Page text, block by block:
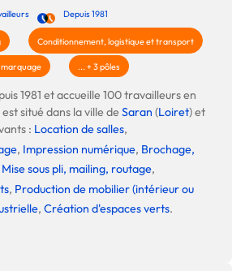
Depuis 1981
Conditionnement, logistique et transport
... + 3 pôles
1981 et accueille 100 travailleurs en
situé dans la ville deSaran (Loiret) et
: Location de salles,
, Impression numérique, Brochage,
Mise sous pli, mailing, routage,
, Production de mobilier (intérieur ou
, Création d'espaces verts.